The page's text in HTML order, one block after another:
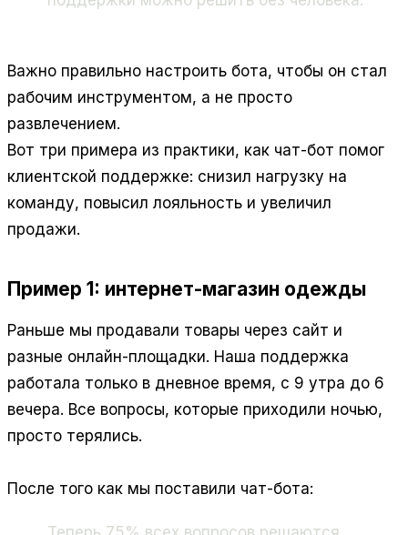
Важно правильно настроить бота, чтобы он стал
рабочим инструментом, а не просто
развлечением.
Вот три примера из практики, как чат-бот помог
клиентской поддержке: снизил нагрузку на
команду, повысил лояльность и увеличил
продажи.
Пример 1: интернет-магазин одежды
Раньше мы продавали товары через сайт и
разные онлайн-площадки. Наша поддержка
работала только в дневное время, с 9 утра до 6
вечера. Все вопросы, которые приходили ночью,
просто терялись.
После того как мы поставили чат-бота: